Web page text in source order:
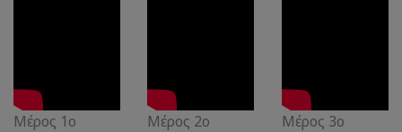
Μέρος 1ο Μέρος 2ο Μέρος 3ο